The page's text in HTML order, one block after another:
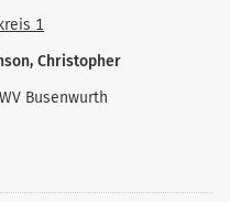
1
Christopher
Busenwurth